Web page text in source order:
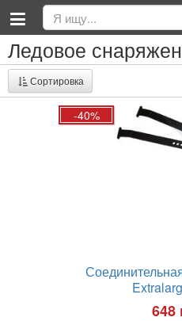
Ледовое
Сортировка
-40%
648